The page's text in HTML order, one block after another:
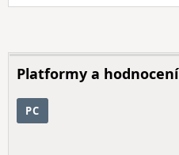
Platformy a hodnocení
PC